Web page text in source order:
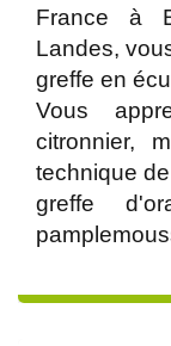
France à
Landes,
greffe en
Vous
citronnier,
technique
greffe